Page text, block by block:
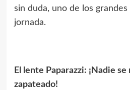
sin duda, uno de los
jornada.
El lente Paparazzi: ¡Nadie se
zapateado!